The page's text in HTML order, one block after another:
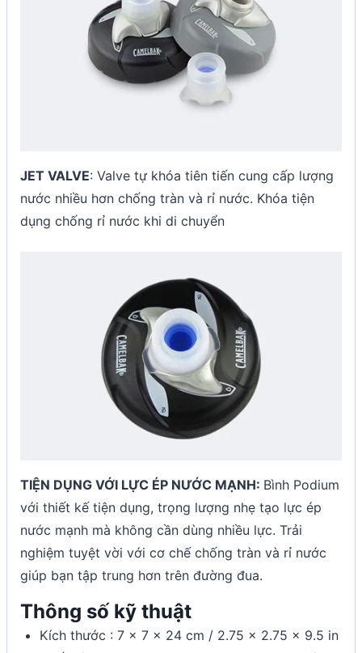
JET VALVE: Valve tự khóa tiên tiến cung cấp lượng
nước nhiều hơn chống tràn và rỉ nước. Khóa tiện
dụng chống rỉ nước khi di chuyển
TIỆN DỤNG VỚI LỰC ÉP NƯỚC MẠNH: Bình Podium
với thiết kế tiện dụng, trọng lượng nhẹ tạo lực ép
nước mạnh mà không cần dùng nhiều lực. Trải
nghiệm tuyệt vời với cơ chế chống tràn và rỉ nước
giúp bạn tập trung hơn trên đường đua.
Thông số kỹ thuật
Kích thước : 7 x 7 x 24 cm / 2.75 x 2.75 x 9.5 in